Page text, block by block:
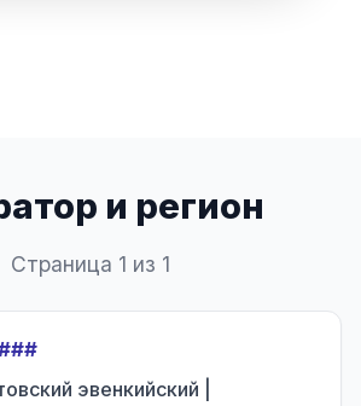
и регион
Страница 1 из 1
эвенкийский |